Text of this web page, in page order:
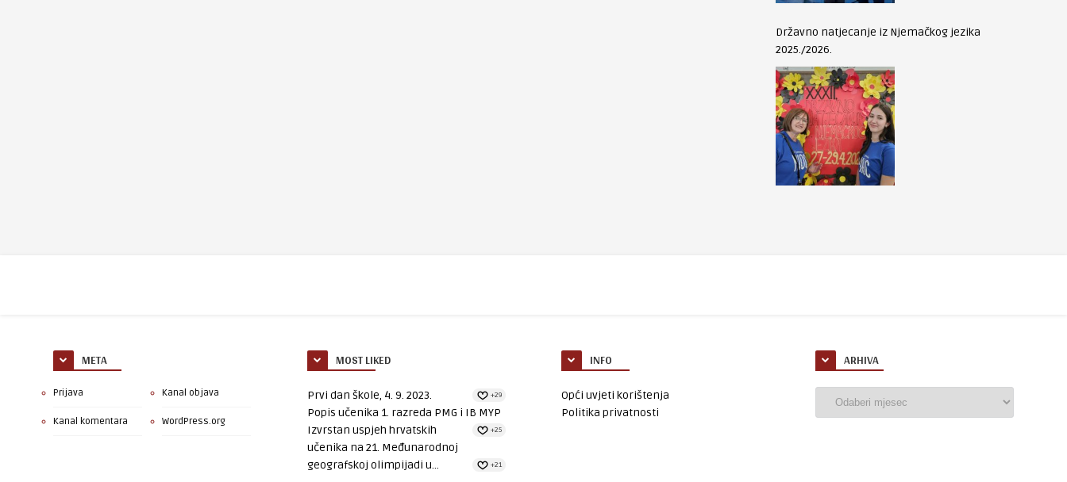
Državno natjecanje iz Njemačkog jezika
2025./2026.
META
Prijava Kanal objava
Kanal komentara WordPress.org
MOST LIKED
Prvi dan škole, 4. 9. 2023. +29
Popis učenika 1. razreda PMG i IB MYP
+25
Izvrstan uspjeh hrvatskih
učenika na 21. Međunarodnoj
geografskoj olimpijadi u...
+21
INFO
Opći uvjeti korištenja
Politika privatnosti
ARHIVA